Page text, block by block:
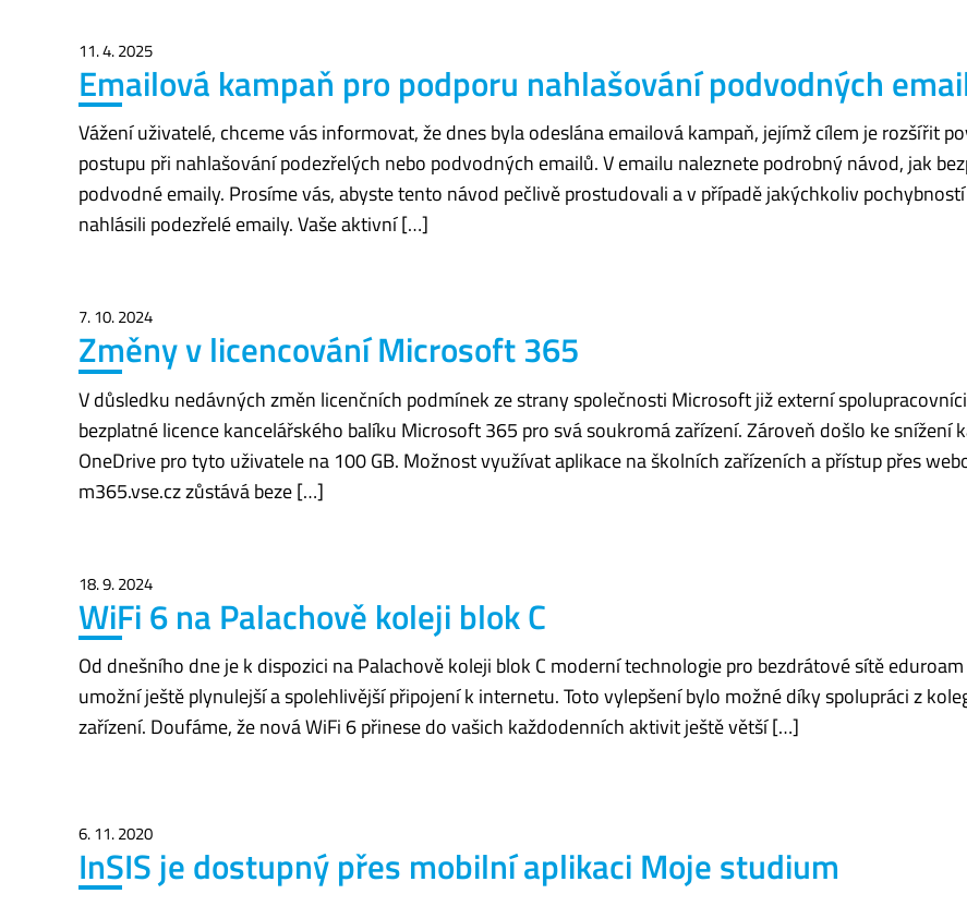
11. 4. 2025
Emailová kampaň pro podporu nahlašování podvodných
Vážení uživatelé, chceme vás informovat, že dnes byla odeslána emailová kampaň, jejímž cílem je rozšířit
postupu při nahlašování podezřelých nebo podvodných emailů. V emailu naleznete podrobný návod, jak
podvodné emaily. Prosíme vás, abyste tento návod pečlivě prostudovali a v případě jakýchkoliv
nahlásili podezřelé emaily. Vaše aktivní […]
7. 10. 2024
Změny v licencování Microsoft 365
V důsledku nedávných změn licenčních podmínek ze strany společnosti Microsoft již externí
bezplatné licence kancelářského balíku Microsoft 365 pro svá soukromá zařízení. Zároveň došlo ke snížení
OneDrive pro tyto uživatele na 100 GB. Možnost využívat aplikace na školních zařízeních a přístup přes
m365.vse.cz zůstává beze […]
18. 9. 2024
WiFi 6 na Palachově koleji blok C
Od dnešního dne je k dispozici na Palachově koleji blok C moderní technologie pro bezdrátové sítě
umožní ještě plynulejší a spolehlivější připojení k internetu. Toto vylepšení bylo možné díky spolupráci z
zařízení. Doufáme, že nová WiFi 6 přinese do vašich každodenních aktivit ještě větší […]
6. 11. 2020
InSIS je dostupný přes mobilní aplikaci Moje studium